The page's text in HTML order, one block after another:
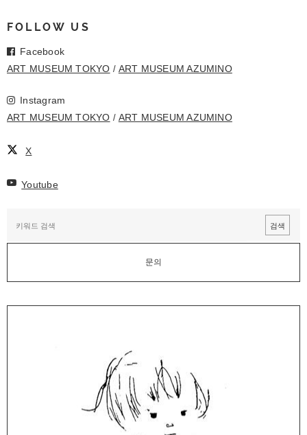
FOLLOW US
Facebook
ART MUSEUM TOKYO
ART MUSEUM AZUMINO
Instagram
ART MUSEUM TOKYO
ART MUSEUM AZUMINO
X
Youtube
문의